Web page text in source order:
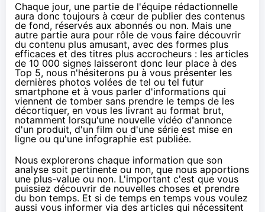
Chaque jour, une partie de l'équipe rédactionnelle
aura donc toujours à cœur de publier des contenus
de fond, réservés aux abonnés ou non. Mais une
autre partie aura pour rôle de vous faire découvrir
du contenu plus amusant, avec des formes plus
efficaces et des titres plus accrocheurs : les articles
de 10 000 signes laisseront donc leur place à des
Top 5, nous n'hésiterons pu à vous présenter les
dernières photos volées de tel ou tel futur
smartphone et à vous parler d'informations qui
viennent de tomber sans prendre le temps de les
décortiquer, en vous les livrant au format brut,
notamment lorsqu'une nouvelle vidéo d'annonce
d'un produit, d'un film ou d'une série est mise en
ligne ou qu'une infographie est publiée.
Nous explorerons chaque information que son
analyse soit pertinente ou non, que nous apportions
une plus-value ou non. L'important c'est que vous
puissiez découvrir de nouvelles choses et prendre
du bon temps. Et si de temps en temps vous voulez
aussi vous informer via des articles qui nécessitent